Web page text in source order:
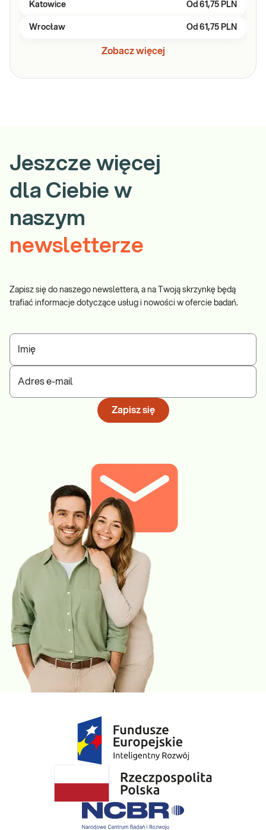
Katowice Od 61,75 PLN
Wrocław Od 61,75 PLN
Zobacz więcej
Jeszcze więcej
dla Ciebie w
naszym
newsletterze
Zapisz się do naszego newslettera, a na Twoją skrzynkę będą
trafiać informacje dotyczące usług i nowości w ofercie badań.
Imię
Adres e-mail
Zapisz się